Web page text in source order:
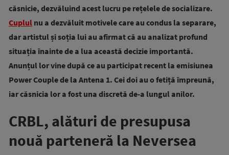
căsnicie, dezvăluind acest lucru pe rețelele de socializare.
Cuplul nu a dezvăluit motivele care au condus la separare,
dar artistul și soția lui au afirmat că au analizat profund
situația înainte de a lua această decizie importantă.
Anunțul lor vine după ce au participat recent la emisiunea
Power Couple de la Antena 1. Cei doi au o fetiță împreună,
iar căsnicia lor a fost una discretă de-a lungul anilor.
CRBL, alături de presupusa
nouă parteneră la Neversea